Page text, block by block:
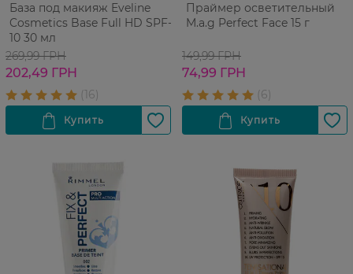
База под макияж Eveline
Cosmetics Base Full HD SPF-
10 30 мл
269,99 ГРН
202,49 ГРН
Праймер осветительный
M.a.g Perfect Face 15 г
149,99 ГРН
74,99 ГРН